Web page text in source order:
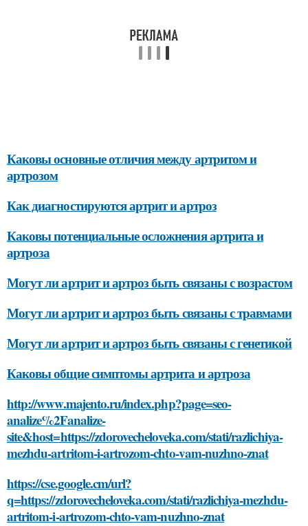
Каковы основные отличия между артритом и
артрозом
Как диагностируются артрит и артроз
Каковы потенциальные осложнения артрита и
артроза
Могут ли артрит и артроз быть связаны с возрастом
Могут ли артрит и артроз быть связаны с травмами
Могут ли артрит и артроз быть связаны с генетикой
Каковы общие симптомы артрита и артроза
http://www.majento.ru/index.php?page=seo-
analize%2Fanalize-
site&host=https://zdorovecheloveka.com/stati/razlichiya-
mezhdu-artritom-i-artrozom-chto-vam-nuzhno-znat
https://cse.google.cm/url?
q=https://zdorovecheloveka.com/stati/razlichiya-mezhdu-
artritom-i-artrozom-chto-vam-nuzhno-znat